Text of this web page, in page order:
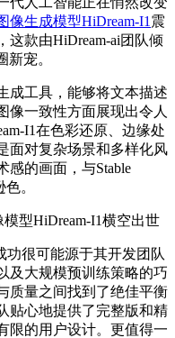
像生成模型HiDream-I1 震
这款由HiDream-ai团队倾
宠。
成工具，能够将文本描述
像一致性方面展现出令人
I1在色彩还原、边缘处
面对复杂场景和多样化风
感的画面，与Stable
。
功很可能源于其开发团队
及大规模预训练策略的巧
质量之间找到了绝佳平衡
贴心地提供了完整版和精
限的用户设计。更值得一